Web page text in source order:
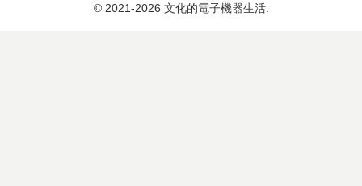
© 2021-2026 文化的電子機器生活.